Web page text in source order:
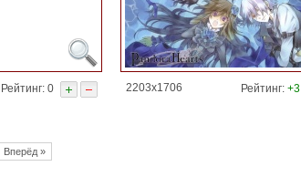
Рейтинг: 0 2203x1706 Рейтинг: +3
Вперёд »